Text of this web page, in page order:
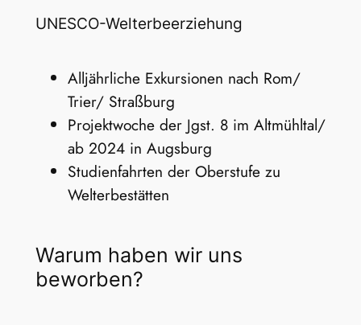
UNESCO-Welterbeerziehung
Alljährliche Exkursionen nach Rom/
Trier/ Straßburg
Projektwoche der Jgst. 8 im Altmühltal/
ab 2024 in Augsburg
Studienfahrten der Oberstufe zu
Welterbestätten
Warum haben wir uns
beworben?